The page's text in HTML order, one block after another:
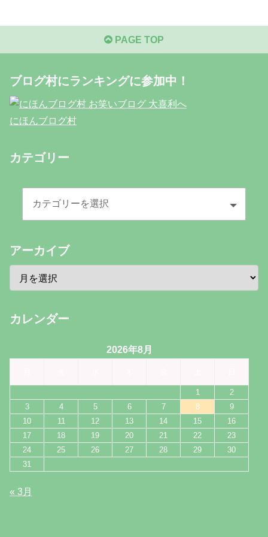
PAGE TOP
ブログ村にランキングに参加中！
にほんブログ村
カテゴリー
アーカイブ
カレンダー
2026年8月
1
2
3
4 5 6 7 8
9
10
11 12 13 14 15
16
17
18 19 20 21 22
23
24
25 26 27 28 29
30
31
« 3月